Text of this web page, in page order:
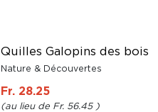
Quilles Galopins des bois
Nature & Découvertes
Fr. 28.25
Fr. 56.45